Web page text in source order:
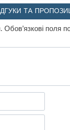
ТА
Обов’язкові поля